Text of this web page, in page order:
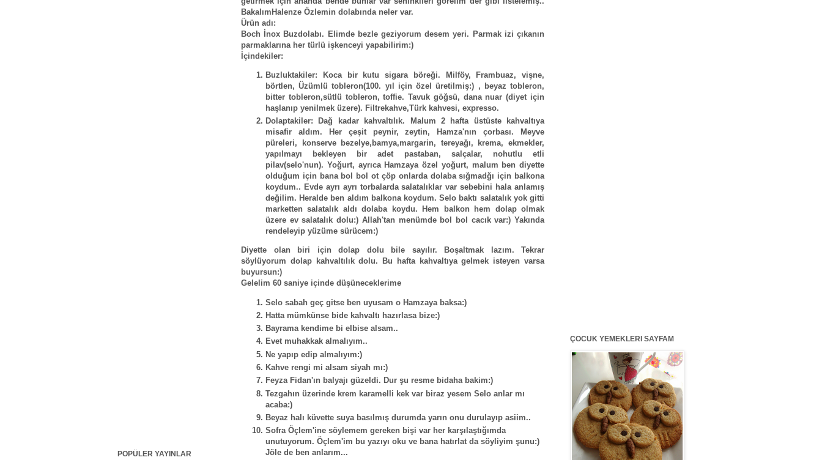
BakalımHalenze Özlemin dolabında neler var.
Ürün adı:
Boch İnox Buzdolabı. Elimde bezle geziyorum desem yeri. Parmak izi çıkanın
parmaklarına her türlü işkenceyi yapabilirim:)
İçindekiler:
Buzluktakiler: Koca bir kutu sigara böreği. Milföy, Frambuaz, vişne,
börtlen, Üzümlü tobleron(100. yıl için özel üretilmiş:) , beyaz tobleron,
bitter tobleron,sütlü tobleron, toffie. Tavuk göğsü, dana nuar (diyet için
haşlanıp yenilmek üzere). Filtrekahve,Türk kahvesi, expresso.
Dolaptakiler: Dağ kadar kahvaltılık. Malum 2 hafta üstüste kahvaltıya
misafir aldım. Her çeşit peynir, zeytin, Hamza'nın çorbası. Meyve
püreleri, konserve bezelye,bamya,margarin, tereyağı, krema, ekmekler,
yapılmayı bekleyen bir adet pastaban, salçalar, nohutlu etli
pilav(selo'nun). Yoğurt, ayrıca Hamzaya özel yoğurt, malum ben diyette
olduğum için bana bol bol ot çöp onlarda dolaba sığmadğı için balkona
koydum.. Evde ayrı ayrı torbalarda salatalıklar var sebebini hala anlamış
değilim. Heralde ben aldım balkona koydum. Selo baktı salatalık yok gitti
marketten salatalık aldı dolaba koydu. Hem balkon hem dolap olmak
üzere ev salatalık dolu:) Allah'tan menümde bol bol cacık var:) Yakında
rendeleyip yüzüme sürücem:)
Diyette olan biri için dolap dolu bile sayılır. Boşaltmak lazım. Tekrar
söylüyorum dolap kahvaltılık dolu. Bu hafta kahvaltıya gelmek isteyen varsa
buyursun:)
Gelelim 60 saniye içinde düşüneceklerime
Selo sabah geç gitse ben uyusam o Hamzaya baksa:)
Hatta mümkünse bide kahvaltı hazırlasa bize:)
Bayrama kendime bi elbise alsam..
Evet muhakkak almalıyım..
Ne yapıp edip almalıyım:)
Kahve rengi mi alsam siyah mı:)
Feyza Fidan'ın balyajı güzeldi. Dur şu resme bidaha bakim:)
Tezgahın üzerinde krem karamelli kek var biraz yesem Selo anlar mı
acaba:)
Beyaz halı küvette suya basılmış durumda yarın onu durulayıp asiim..
Sofra Öçlem'ine söylemem gereken bişi var her karşılaştığımda
unutuyorum. Öçlem'im bu yazıyı oku ve bana hatırlat da söyliyim şunu:)
Jöle de ben anlarım...
POPÜLER YAYINLAR
ÇOCUK YEMEKLERI SAYFAM